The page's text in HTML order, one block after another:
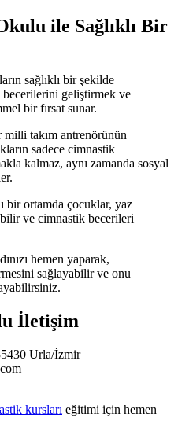
ile Sağlıklı Bir
sağlıklı bir şekilde
geliştirmek ve
bir fırsat sunar.
takım antrenörünün
sadece cimnastik
kalmaz, aynı zamanda sosyal
bir ortamda çocuklar, yaz
ve cimnastik becerileri
hemen yaparak,
sağlayabilir ve onu
İletişim
Urla/İzmir
kursları eğitimi için hemen